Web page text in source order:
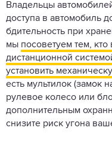
Владельцы
доступа в автомобиль
бдительность при
мы посоветуем тем,
дистанционной
установить
есть мультилок (замок
рулевое колесо или
дополнительным
снизите риск угона